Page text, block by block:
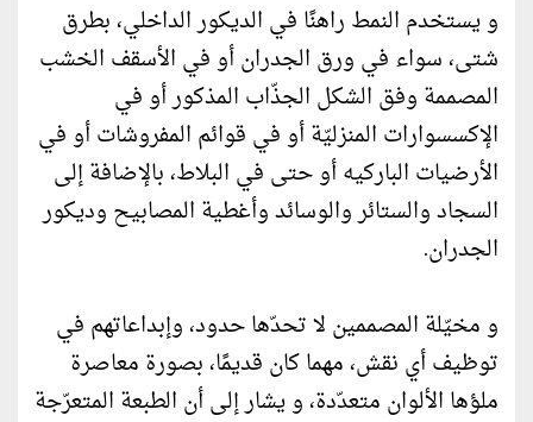
و يستخدم النمط راهنًا في الديكور الداخلي، بطرق
شتى، سواء في ورق الجدران أو في الأسقف الخشب
المصممة وفق الشكل الجذّاب المذكور أو في
الإكسسوارات المنزليّة أو في قوائم المفروشات أو في
الأرضيات الباركيه أو حتى في البلاط، بالإضافة إلى
السجاد والستائر والوسائد وأغطية المصابيح وديكور
الجدران.
و مخيّلة المصممين لا تحدّها حدود، وإبداعاتهم في
توظيف أي نقش، مهما كان قديمًا، بصورة معاصرة
ملؤها الألوان متعدّدة، و يشار إلى أن الطبعة المتعرّجة